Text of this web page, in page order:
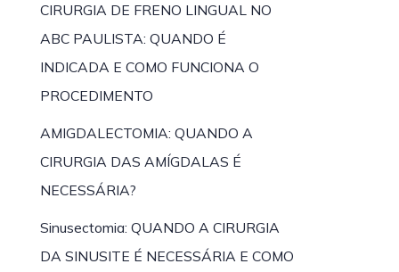
CIRURGIA DE FRENO LINGUAL NO
ABC PAULISTA: QUANDO É
INDICADA E COMO FUNCIONA O
PROCEDIMENTO
AMIGDALECTOMIA: QUANDO A
CIRURGIA DAS AMÍGDALAS É
NECESSÁRIA?
Sinusectomia: QUANDO A CIRURGIA
DA SINUSITE É NECESSÁRIA E COMO